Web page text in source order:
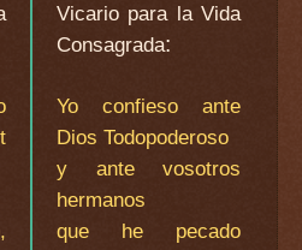
Vicario para la Vida
Consagrada:
Yo confieso ante
Dios Todopoderoso
y ante vosotros
hermanos
que he pecado